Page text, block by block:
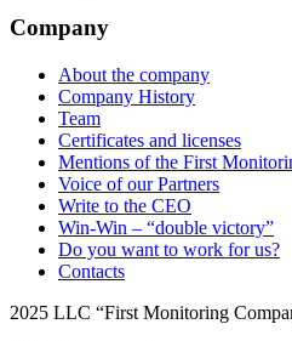
Company
About the company
Company History
Team
Certificates and licenses
Mentions of the First
Voice of our Partners
Write to the CEO
Win-Win – “double victory”
Do you want to work for us?
Contacts
2025 LLC “First Monitoring